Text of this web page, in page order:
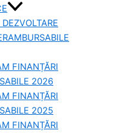
FINANȚĂRI
2026
FINANȚĂRI
2025
FINANȚĂRI